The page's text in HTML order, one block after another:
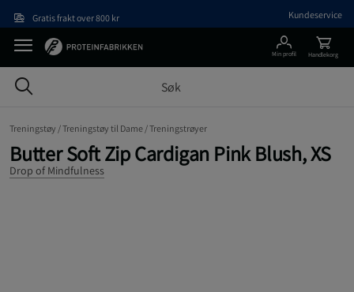
Gratis frakt over 800 kr Kundeservice
Min profil Handlekorg
Treningstøy /Treningstøy til Dame /Treningstrøyer
Butter Soft Zip Cardigan Pink Blush, XS
Drop of Mindfulness